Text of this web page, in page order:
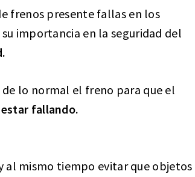
frenos presente fallas en los
importancia en la seguridad del
lo normal el freno para que el
fallando.
al mismo tiempo evitar que objetos